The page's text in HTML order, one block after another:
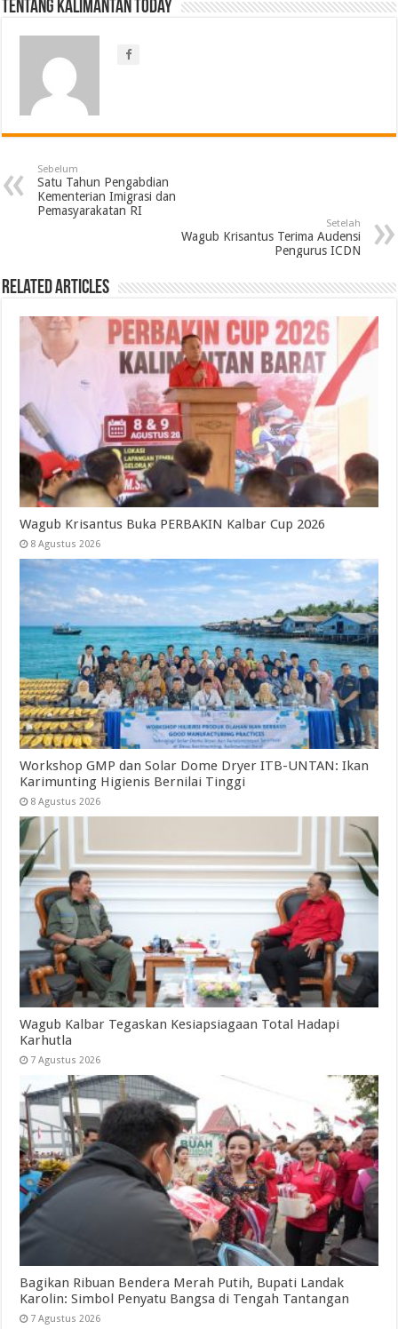
Tentang Kalimantan Today
Sebelum
Satu Tahun Pengabdian
Kementerian Imigrasi dan
Pemasyarakatan RI
Setelah
Wagub Krisantus Terima Audensi
Pengurus ICDN
Related Articles
Wagub Krisantus Buka PERBAKIN Kalbar Cup 2026
8 Agustus 2026
Workshop GMP dan Solar Dome Dryer ITB-UNTAN: Ikan
Karimunting Higienis Bernilai Tinggi
8 Agustus 2026
Wagub Kalbar Tegaskan Kesiapsiagaan Total Hadapi
Karhutla
7 Agustus 2026
Bagikan Ribuan Bendera Merah Putih, Bupati Landak
Karolin: Simbol Penyatu Bangsa di Tengah Tantangan
7 Agustus 2026